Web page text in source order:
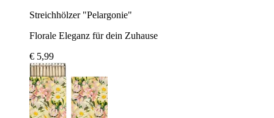
Streichhölzer "Pelargonie"
Florale Eleganz für dein Zuhause
€ 5,99